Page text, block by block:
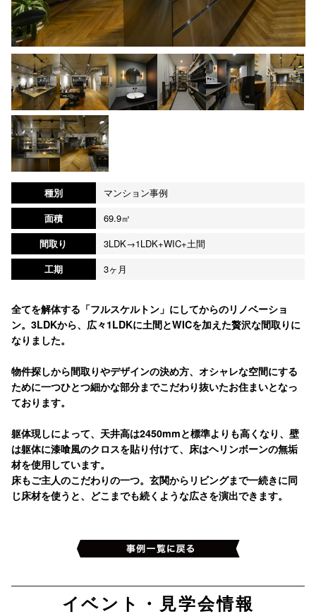
種別
マンション事例
面積
69.9㎡
間取り
3LDK→1LDK+WIC+土間
工期
3ヶ月
全てを解体する「フルスケルトン」にしてからのリノベーショ
ン。3LDKから、広々1LDKに土間とWICを加えた贅沢な間取りに
なりました。
物件探しから間取りやデザインの決め方、オシャレな空間にする
ために一つひとつ細かな部分までこだわり抜いたお住まいとなっ
ております。
躯体現しによって、天井高は2450mmと標準よりも高くなり、壁
は躯体に漆喰風のクロスを貼り付けて、床はヘリンボーンの無垢
材を使用しています。
床もご主人のこだわりの一つ。玄関からリビングまで一続きに同
じ床材を使うと、どこまでも続くような広さを演出できます。
イベント・見学会情報